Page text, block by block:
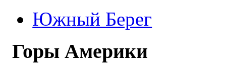
Южный Берег
Горы Америки